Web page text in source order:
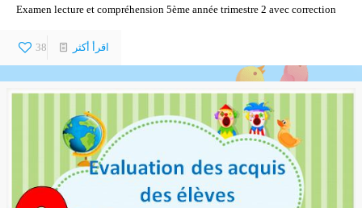
Examen lecture et compréhension 5ème année trimestre 2 avec correction
38 اقرأ أكثر